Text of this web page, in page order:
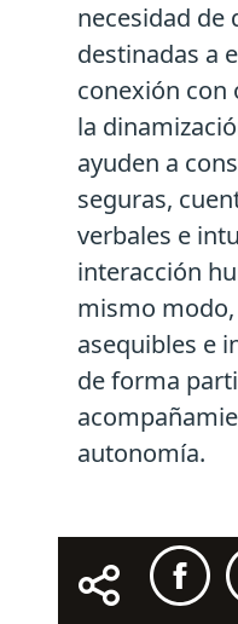
necesidad de
destinadas a
conexión con
la
ayuden a
seguras,
verbales e
interacción
mismo
asequibles e
de forma
autonomía.